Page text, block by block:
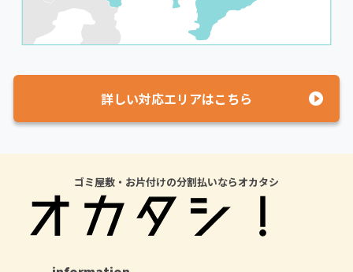
詳しい対応エリアはこちら
ゴミ屋敷・お片付けの分割払いならオカタシ